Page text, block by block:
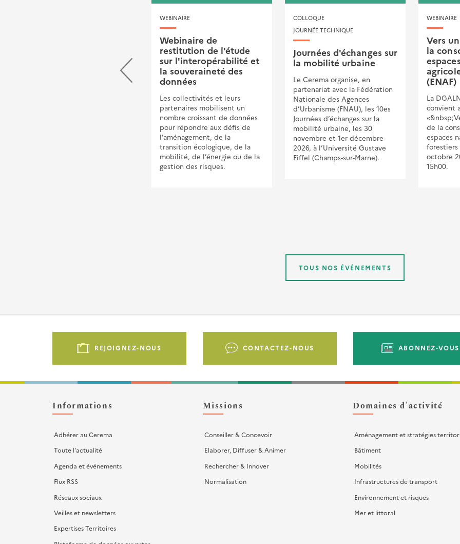
WEBINAIRE
Webinaire de
restitution de l'étude
sur l'interopérabilité et
la souveraineté des
données
Les collectivités et leurs
partenaires mobilisent un
nombre croissant de données
pour répondre aux défis de
l’aménagement, de la
transition écologique, de la
mobilité, de l’énergie ou de la
gestion des risques.
COLLOQUE
JOURNÉE TECHNIQUE
Journées d'échanges sur
la mobilité urbaine
Le Cerema organise, en
partenariat avec la Fédération
Nationale des Agences
d’Urbanisme (FNAU), les 10es
Journées d’échanges sur la
mobilité urbaine, les 30
novembre et 1er décembre
2026, à l’Université Gustave
Eiffel (Champs-sur-Marne).
WEBINAIRE
Vers
la
(ENAF)
La
convient
de la
espaces
forestiers
octobre
15h00.
TOUS NOS ÉVÉNEMENTS
Pied
Liens
d'actions
REJOIGNEZ-NOUS CONTACTEZ-NOUS ABONNEZ-VOUS
Informations
Adhérer au Cerema
Toute l'actualité
Agenda et événements
Flux RSS
Réseaux sociaux
Veilles et newsletters
Expertises Territoires
Missions
Conseiller & Concevoir
Elaborer, Diffuser & Animer
Rechercher & Innover
Normalisation
Domaines d'activité
Aménagement et stratégies
Bâtiment
Mobilités
Infrastructures de transport
Environnement et risques
Mer et littoral